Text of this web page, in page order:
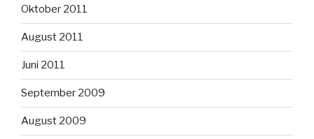
Oktober 2011
August 2011
Juni 2011
September 2009
August 2009